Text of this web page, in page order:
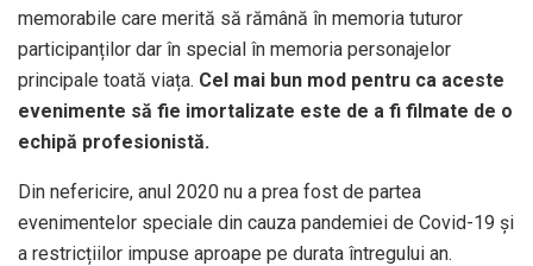
memorabile care merită să rămână în memoria tuturor
participanților dar în special în memoria personajelor
principale toată viața. Cel mai bun mod pentru ca aceste
evenimente să fie imortalizate este de a fi filmate de o
echipă profesionistă.
Din nefericire, anul 2020 nu a prea fost de partea
evenimentelor speciale din cauza pandemiei de Covid-19 și
a restricțiilor impuse aproape pe durata întregului an.